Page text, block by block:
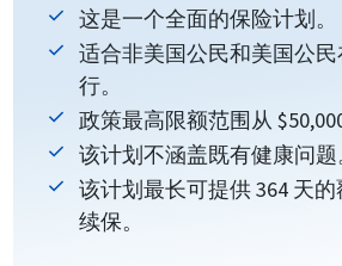
这是一个全面的保险计划。
适合非美国公民和美国公
行。
政策最高限额范围从 $50,000
该计划不涵盖既有健康问题
该计划最长可提供 364 天
续保。